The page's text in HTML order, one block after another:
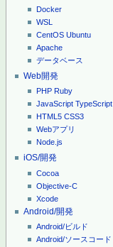
Docker
WSL
CentOS Ubuntu
Apache
データベース
Web開発
PHP Ruby
JavaScript TypeScript
HTML5 CSS3
Webアプリ
Node.js
iOS/開発
Cocoa
Objective-C
Xcode
Android/開発
Android/ビルド
Android/ソースコード